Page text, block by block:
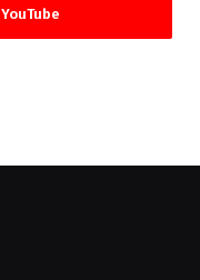
YouTube